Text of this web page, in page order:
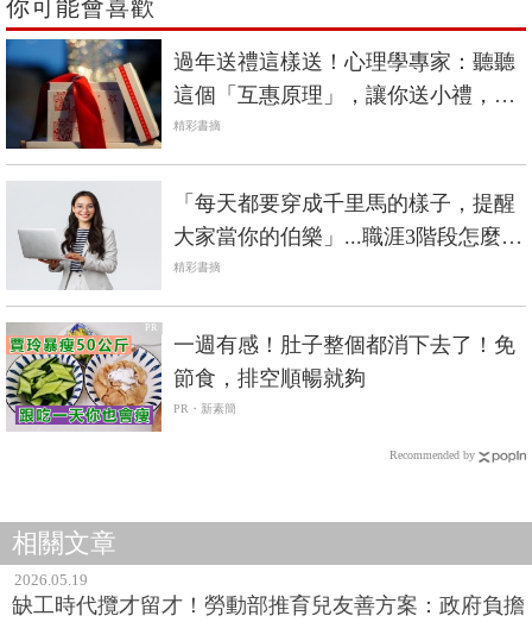
你可能會喜歡
過年送禮這樣送！心理學專家：聽聽
這個「互惠原理」，讓你送小禮，換
來大人情
精彩書摘
「每天都要穿成千里馬的樣子，提醒
大家當你的伯樂」...職涯3階段怎麼
穿？
精彩書摘
PR
一週有感！肚子整個都消下去了！免
節食，排空順暢就夠
PR・新素簡
Recommended by
相關文章
2026.05.19
缺工時代攬才留才！勞動部推育兒友善方案：政府負擔